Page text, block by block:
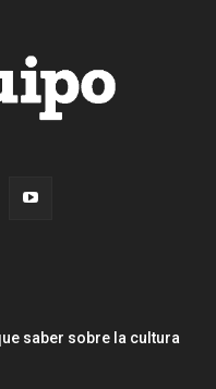
saber sobre la cultura